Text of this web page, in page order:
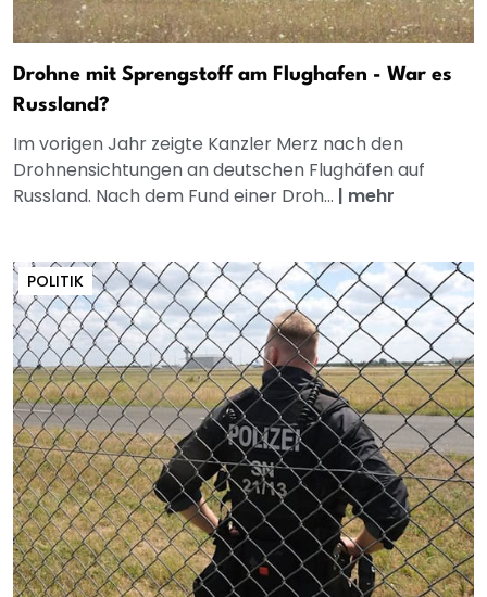
Drohne mit Sprengstoff am Flughafen - War es
Russland?
Im vorigen Jahr zeigte Kanzler Merz nach den
Drohnensichtungen an deutschen Flughäfen auf
Russland. Nach dem Fund einer Droh... | mehr
POLITIK